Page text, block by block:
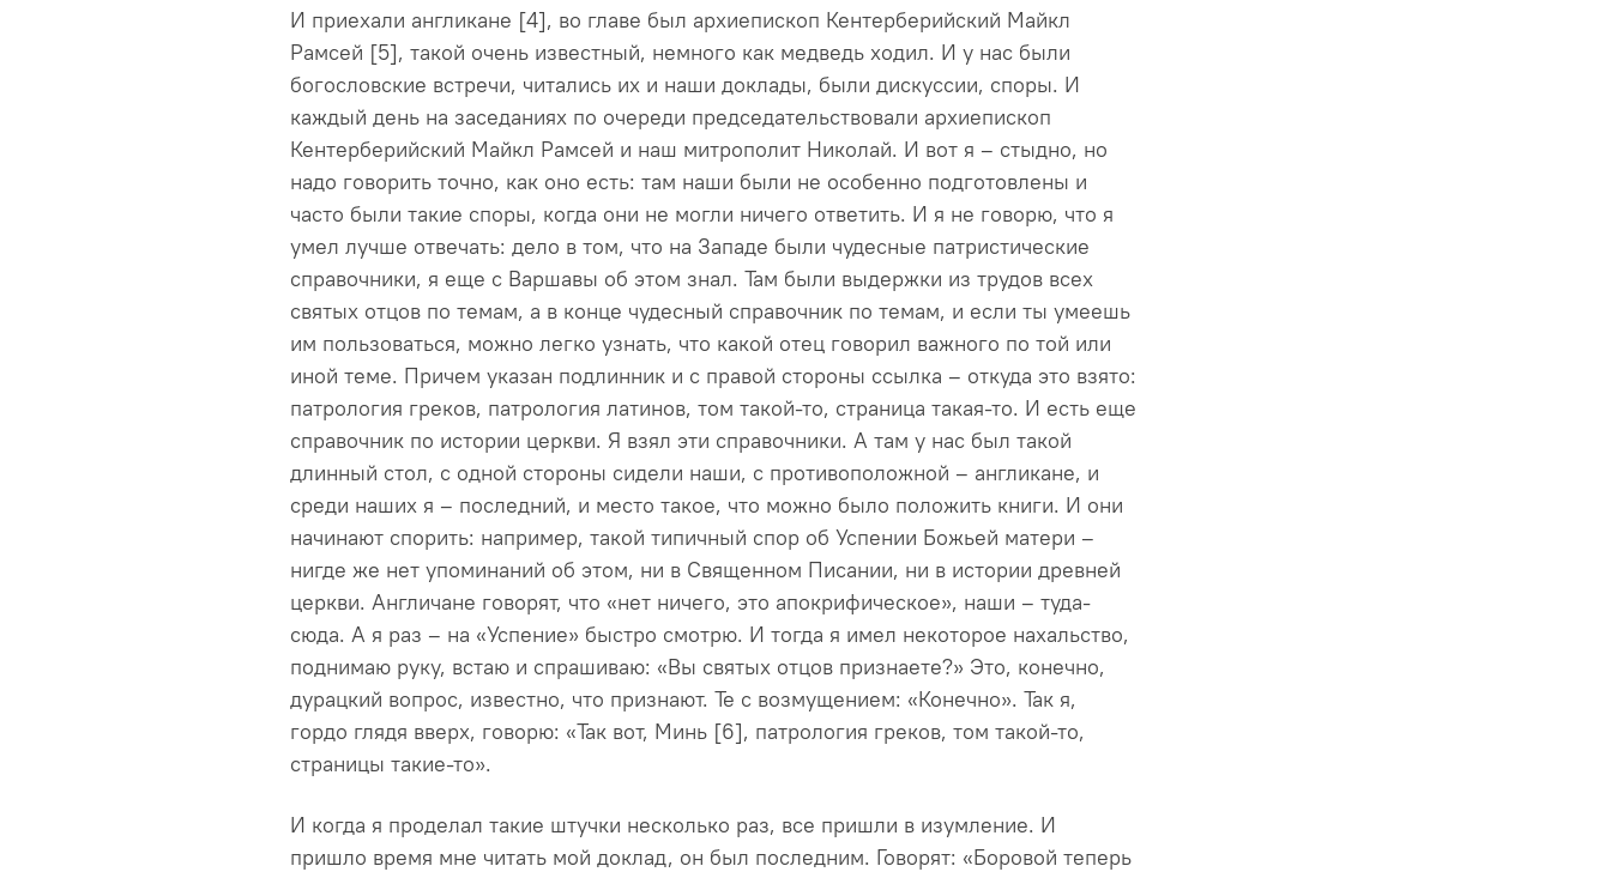
И приехали англикане [4], во главе был архиепископ Кентерберийский Майкл
Рамсей [5], такой очень известный, немного как медведь ходил. И у нас были
богословские встречи, читались их и наши доклады, были дискуссии, споры. И
каждый день на заседаниях по очереди председательствовали архиепископ
Кентерберийский Майкл Рамсей и наш митрополит Николай. И вот я – стыдно, но
надо говорить точно, как оно есть: там наши были не особенно подготовлены и
часто были такие споры, когда они не могли ничего ответить. И я не говорю, что я
умел лучше отвечать: дело в том, что на Западе были чудесные патристические
справочники, я еще с Варшавы об этом знал. Там были выдержки из трудов всех
святых отцов по темам, а в конце чудесный справочник по темам, и если ты умеешь
им пользоваться, можно легко узнать, что какой отец говорил важного по той или
иной теме. Причем указан подлинник и с правой стороны ссылка – откуда это взято:
патрология греков, патрология латинов, том такой-то, страница такая-то. И есть еще
справочник по истории церкви. Я взял эти справочники. А там у нас был такой
длинный стол, с одной стороны сидели наши, с противоположной – англикане, и
среди наших я – последний, и место такое, что можно было положить книги. И они
начинают спорить: например, такой типичный спор об Успении Божьей матери –
нигде же нет упоминаний об этом, ни в Священном Писании, ни в истории древней
церкви. Англичане говорят, что «нет ничего, это апокрифическое», наши – туда-
сюда. А я раз – на «Успение» быстро смотрю. И тогда я имел некоторое нахальство,
поднимаю руку, встаю и спрашиваю: «Вы святых отцов признаете?» Это, конечно,
дурацкий вопрос, известно, что признают. Те с возмущением: «Конечно». Так я,
гордо глядя вверх, говорю: «Так вот, Минь [6], патрология греков, том такой-то,
страницы такие-то».
И когда я проделал такие штучки несколько раз, все пришли в изумление. И
пришло время мне читать мой доклад, он был последним. Говорят: «Боровой теперь